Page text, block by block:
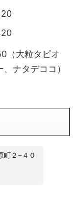
（大粒タピオ
ナタデココ）
町２−４０